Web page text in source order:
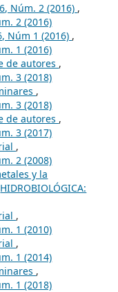
Núm. 2 (2016) ,
2 (2016)
Núm 1 (2016) ,
1 (2016)
de autores ,
3 (2018)
,
3 (2018)
de autores ,
3 (2017)
,
2 (2008)
y la
HIDROBIOLÓGICA:
,
1 (2010)
,
1 (2014)
,
1 (2018)